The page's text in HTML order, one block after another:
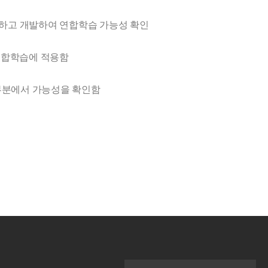
고 개발하여 연합학습 가능성 확인
학습에 적용함
에서 가능성을 확인함